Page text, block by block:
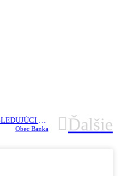
NASLEDUJÚCI ČLÁNOK
Obec Banka Ďalšie